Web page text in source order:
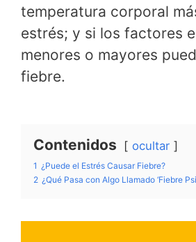
temperatura corporal
estrés; y si los factores
menores o mayores
fiebre.
Contenidos ocultar
1 ¿Puede el Estrés Causar Fiebre?
2 ¿Qué Pasa con Algo Llamado ‘Fiebre